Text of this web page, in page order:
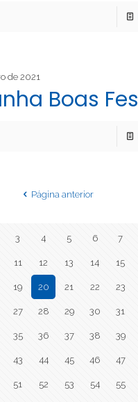
de 2021
Boas
Página anterior
3 4 5 6 7
11 12 13 14 15
19 20 21 22 23
27 28 29 30 31
35 36 37 38 39
43 44 45 46 47
51 52 53 54 55